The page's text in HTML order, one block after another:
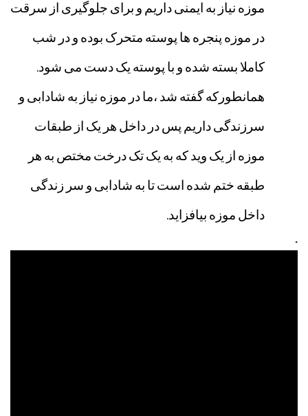
موزهنیاز بهایمنیداریموبرایجلوگیریاز سرقت
در موزهپنجرههاپوستهمتحرکبودهودر شب
کاملابستهشدهوباپوستهیکدستمیشود.
همانطورکهگفتهشد،مادر موزهنیاز بهشادابیو
سرزندگیداریمپسدر داخلهر یکاز طبقات
موزهاز یکویدکهبهیکتکدرختمختصبههر
طبقهختمشدهاستتابهشادابیوسر زندگی
داخلموزهبیافزاید.
.